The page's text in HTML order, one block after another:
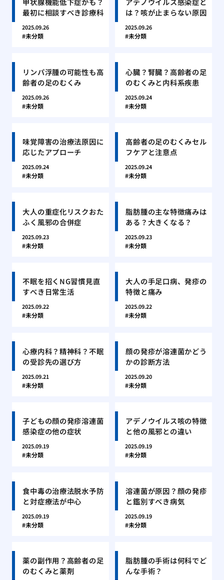
最初に相談すべき診療科
2025.09.26
未分類
は？咳が止まらない原因
2025.09.26
未分類
リンパ浮腫の可能性も高
齢者の足のむくみ
2025.09.26
未分類
心臓？腎臓？高齢者の足
のむくみと内科系疾患
2025.09.24
未分類
味覚障害の治療法原因に
応じたアプローチ
2025.09.24
未分類
高齢者の足のむくみセル
フケアと注意点
2025.09.24
未分類
大人の重症化リスクおた
ふく風邪の合併症
2025.09.23
未分類
脂肪腫の主な特徴痛みは
ある？大きくなる？
2025.09.23
未分類
不眠を招くNG習慣見直
すべき日常生活
2025.09.22
未分類
大人の手足口病、発疹の
特徴と痛み
2025.09.22
未分類
心療内科？精神科？不眠
の受診先の選び方
2025.09.21
未分類
顔の発疹が溶連菌かどう
かの診断方法
2025.09.20
未分類
子どもの顔の発疹溶連菌
感染症の他の症状
2025.09.19
未分類
アデノウイルス咳の特徴
と他の風邪との違い
2025.09.19
未分類
食中毒の治療法脱水予防
と対症療法が中心
2025.09.19
未分類
溶連菌が原因？顔の発疹
と鑑別すべき病気
2025.09.19
未分類
薬の副作用？高齢者の足
のむくみと薬剤
脂肪腫の手術は何科でど
んな手術？